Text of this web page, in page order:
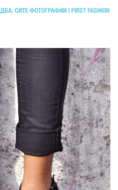
СИТЕ ФОТОГРАФИИ | FIRST FASHION